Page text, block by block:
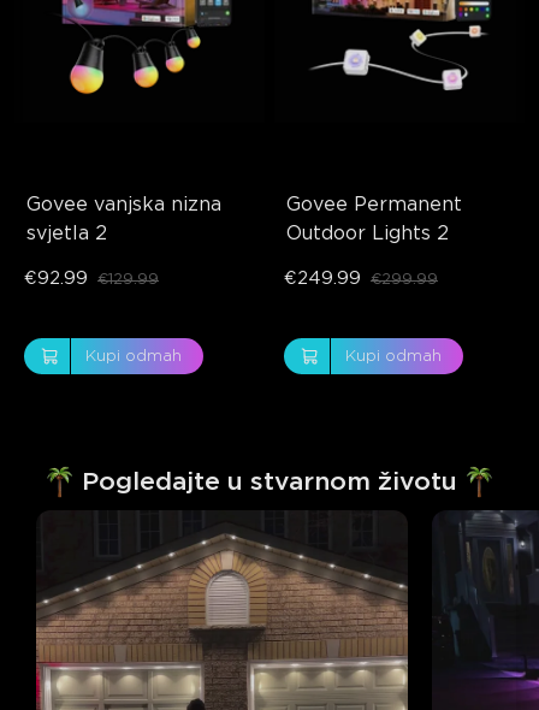
Govee vanjska nizna
svjetla 2
€92.99 €129.99
Kupi odmah
Govee Permanent
Outdoor Lights 2
€249.99 €299.99
Kupi odmah
Pogledajte u stvarnom životu